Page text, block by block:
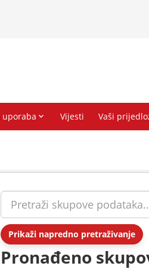
Prikaži napredno pretraživanje
Pronađeno